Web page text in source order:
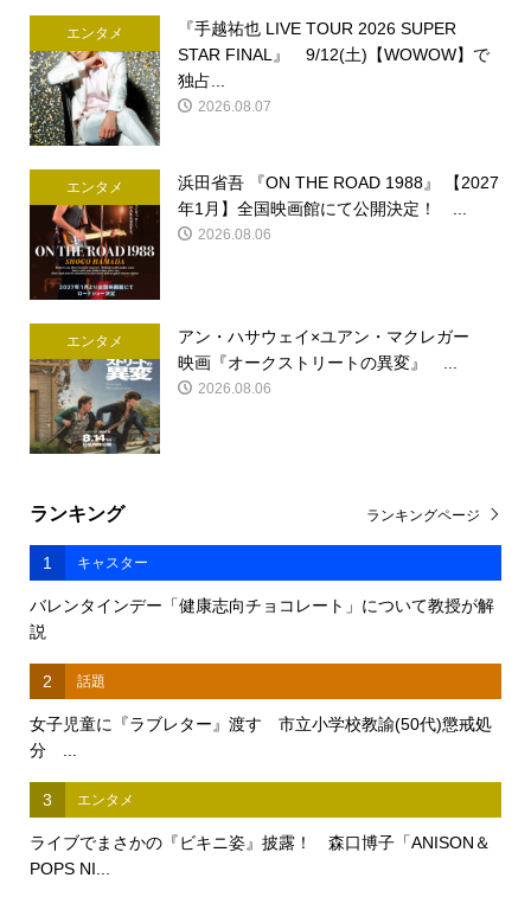
エンタメ
『手越祐也 LIVE TOUR 2026 SUPER
STAR FINAL』 9/12(土)【WOWOW】で
独占...
2026.08.07
エンタメ
浜田省吾 『ON THE ROAD 1988』 【2027
年1月】全国映画館にて公開決定！ ...
2026.08.06
エンタメ
アン・ハサウェイ×ユアン・マクレガー
映画『オークストリートの異変』 ...
2026.08.06
ランキング
1 キャスター
バレンタインデー「健康志向チョコレート」について教授が解
説
2 話題
女子児童に『ラブレター』渡す 市立小学校教諭(50代)懲戒処
分 ...
3 エンタメ
ライブでまさかの『ビキニ姿』披露！ 森口博子「ANISON＆
POPS NI...
ランキングページ